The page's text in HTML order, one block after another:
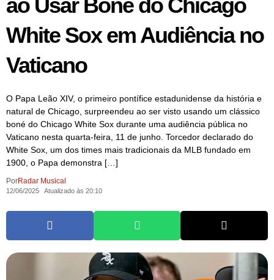
ao Usar Boné do Chicago
White Sox em Audiência no
Vaticano
O Papa Leão XIV, o primeiro pontífice estadunidense da história e
natural de Chicago, surpreendeu ao ser visto usando um clássico
boné do Chicago White Sox durante uma audiência pública no
Vaticano nesta quarta-feira, 11 de junho. Torcedor declarado do
White Sox, um dos times mais tradicionais da MLB fundado em
1900, o Papa demonstra […]
PorRadar Musical
12/06/2025 Atualizado às 20:10